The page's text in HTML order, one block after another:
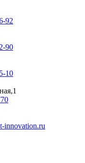
92
90
10
innovation.ru